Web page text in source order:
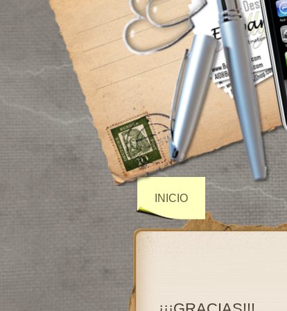
INICIO